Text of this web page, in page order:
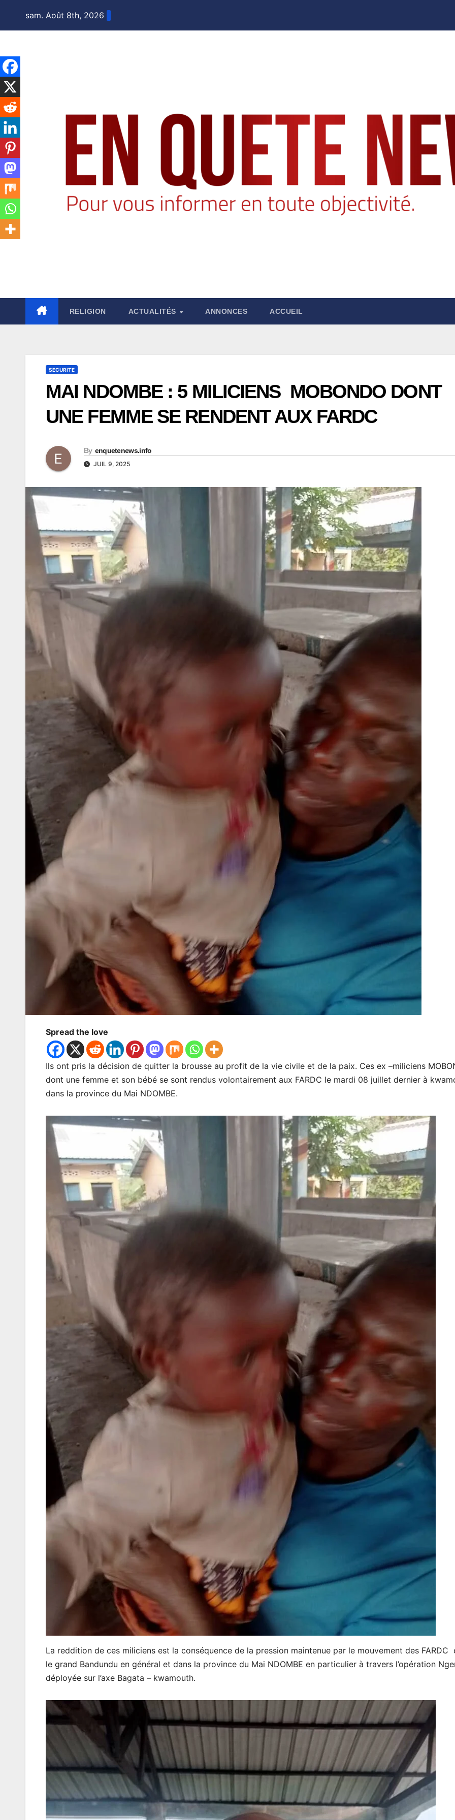
sam. Août 8th, 2026
RELIGION ACTUALITÉS ANNONCES ACCUEIL
SECURITE
MAI NDOMBE : 5 MILICIENS MOBONDO DONT
UNE FEMME SE RENDENT AUX FARDC
By enquetenews.info
JUIL 9, 2025
Spread the love
Ils ont pris la décision de quitter la brousse au profit de la vie civile et de la paix. Ces ex –miliciens
dont une femme et son bébé se sont rendus volontairement aux FARDC le mardi 08 juillet dernier à
dans la province du Mai NDOMBE.
La reddition de ces miliciens est la conséquence de la pression maintenue par le mouvement des FARDC
le grand Bandundu en général et dans la province du Mai NDOMBE en particulier à travers l’opération
déployée sur l’axe Bagata – kwamouth.